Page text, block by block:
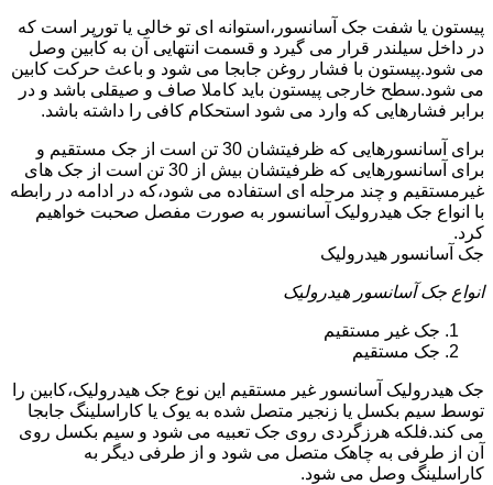
پیستون یا شفت جک آسانسور،استوانه ای تو خالی یا تورپر است که
در داخل سیلندر قرار می گیرد و قسمت انتهایی آن به کابین وصل
می شود.پیستون با فشار روغن جابجا می شود و باعث حرکت کابین
می شود.سطح خارجی پیستون باید کاملا صاف و صیقلی باشد و در
برابر فشارهایی که وارد می شود استحکام کافی را داشته باشد.
برای آسانسورهایی که ظرفیتشان 30 تن است از جک مستقیم و
برای آسانسورهایی که ظرفیتشان بیش از 30 تن است از جک های
غیرمستقیم و چند مرحله ای استفاده می شود،که در ادامه در رابطه
با انواع جک هیدرولیک آسانسور به صورت مفصل صحبت خواهیم
کرد.
جک آسانسور هیدرولیک
انواع جک آسانسور هیدرولیک
جک غیر مستقیم
جک مستقیم
جک هیدرولیک آسانسور غیر مستقیم این نوع جک هیدرولیک،کابین را
توسط سیم بکسل یا زنجیر متصل شده به یوک یا کاراسلینگ جابجا
می کند.فلکه هرزگردی روی جک تعبیه می شود و سیم بکسل روی
آن از طرفی به چاهک متصل می شود و از طرفی دیگر به
کاراسلینگ وصل می شود.